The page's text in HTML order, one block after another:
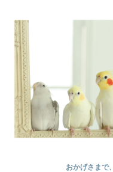
おかげさまで